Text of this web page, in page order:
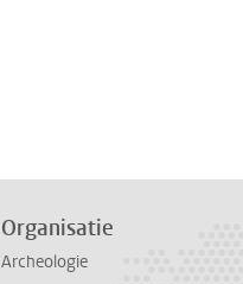
Organisatie
Archeologie